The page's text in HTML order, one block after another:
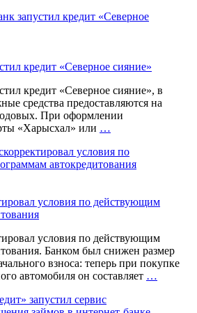
кредит «Северное сияние»
кредит «Северное сияние», в
средства предоставляются на
При оформлении
«Харысхал» или …
условия по действующим
условия по действующим
Банком был снижен размер
взноса: теперь при покупке
автомобиля он составляет …